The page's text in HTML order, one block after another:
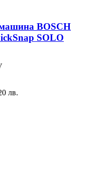
BOSCH
SOLO
лв.